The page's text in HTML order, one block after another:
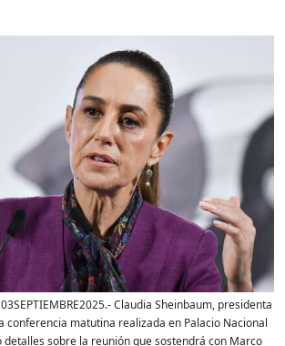
Claudia Sheinbaum, presidenta
conferencia matutina realizada en Palacio Nacional
sobre la reunión que sostendrá con Marco